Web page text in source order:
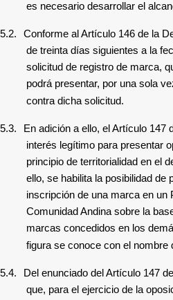
es necesario desarrollar el
5.2.
Conforme al Artículo 146 de la
de treinta días siguientes a la
solicitud de registro de marca,
podrá presentar, por una sola
contra dicha solicitud.
5.3.
En adición a ello, el Artículo 147
interés legítimo para presentar
principio de territorialidad en el
ello, se habilita la posibilidad de
inscripción de una marca en un
Comunidad Andina sobre la
marcas concedidos en los
figura se conoce con el nombre
5.4.
Del enunciado del Artículo 147
que, para el ejercicio de la